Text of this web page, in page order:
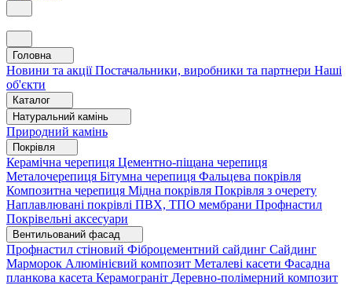
Головна
Новини та акціїПостачальники, виробники та партнери Наші
об'єкти
Каталог
Натуральний камінь
Природний камінь
Покрівля
Керамічна черепиця Цементно-піщана черепиця
Металочерепиця Бітумна черепиця Фальцева покрівля
Композитна черепиця Мідна покрівля Покрівля з очерету
Наплавлювані покрівлі ПВХ, ТПО мембрани Профнастил
Покрівельні аксесуари
Вентильований фасад
Профнастил стіновий Фіброцементний сайдинг Сайдинг
Марморок Алюмінієвий композит Металеві касети Фасадна
планкова касета Керамограніт Деревно-полімерний композит